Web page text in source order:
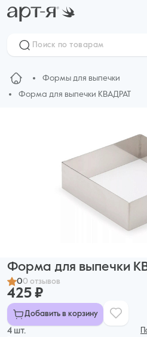
Формы для выпечки
Форма для выпечки КВАДРАТ
Форма для выпечки
00 отзывов
425 ₽
Добавить в корзину
4 шт.